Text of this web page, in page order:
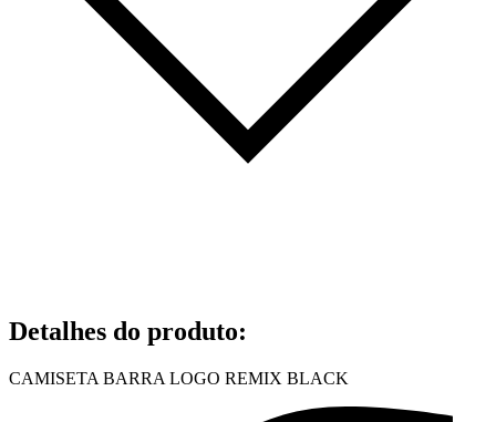
Detalhes do produto:
CAMISETA BARRA LOGO REMIX BLACK